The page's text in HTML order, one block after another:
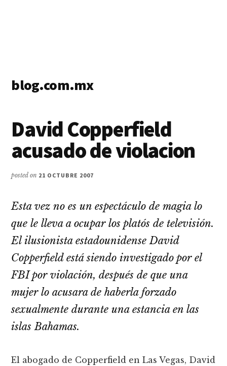
blog.com.mx
blogs
David Copperfield
acusado de violacion
posted on 21 OCTUBRE 2007
Esta vez no es un espectáculo de magia lo
que le lleva a ocupar los platós de televisión.
El ilusionista estadounidense David
Copperfield está siendo investigado por el
FBI por violación, después de que una
mujer lo acusara de haberla forzado
sexualmente durante una estancia en las
islas Bahamas.
El abogado de Copperfield en Las Vegas, David